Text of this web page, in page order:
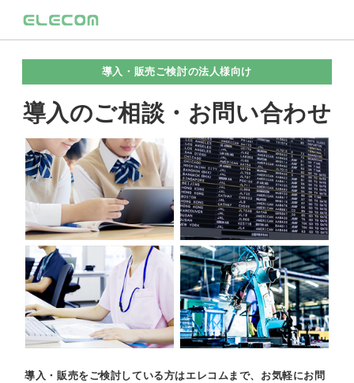
導入・販売ご検討の法人様向け
導入のご相談・お問い合わせ
導入・販売をご検討している方はエレコムまで、お気軽にお問